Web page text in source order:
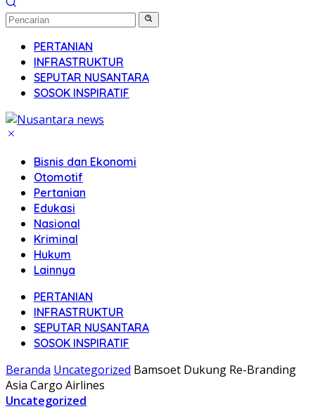
PERTANIAN
INFRASTRUKTUR
SEPUTAR NUSANTARA
SOSOK INSPIRATIF
Bisnis dan Ekonomi
Otomotif
Pertanian
Edukasi
Nasional
Kriminal
Hukum
Lainnya
PERTANIAN
INFRASTRUKTUR
SEPUTAR NUSANTARA
SOSOK INSPIRATIF
Beranda Uncategorized Bamsoet Dukung Re-Branding
Asia Cargo Airlines
Uncategorized